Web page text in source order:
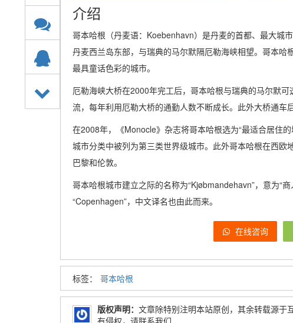
介绍
哥本哈根（丹麦语：Koebenhavn）是丹麦的首都、最大城
丹麦西兰岛东部，与瑞典的马尔默隔厄勒海峡相望。哥本
最具童话色彩的城市。
厄勒海峡大桥在2000年完工后，哥本哈根与瑞典的马尔默
流，每年利用厄勒大桥的通勤人数不断成长。此外大桥通车
在2008年，《Monocle》杂志将哥本哈根选为“最适合居住
城市分类中被列为第三类世界级城市。此外哥本哈根在西欧
巴黎和伦敦。
哥本哈根城市建立之际的名称为“Kjøbmandehavn”，意为“
“Copenhagen”，中文译名也由此而来。
在线咨询
标签： 哥本哈根
版权声明： 文章除特别注明本站原创，其余转载源于
有侵权，请联系我们